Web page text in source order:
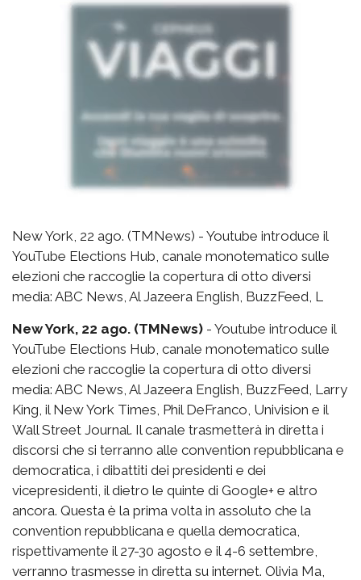
New York, 22 ago. (TMNews) - Youtube introduce il
YouTube Elections Hub, canale monotematico sulle
elezioni che raccoglie la copertura di otto diversi
media: ABC News, Al Jazeera English, BuzzFeed, L
New York, 22 ago. (TMNews) - Youtube introduce il
YouTube Elections Hub, canale monotematico sulle
elezioni che raccoglie la copertura di otto diversi
media: ABC News, Al Jazeera English, BuzzFeed, Larry
King, il New York Times, Phil DeFranco, Univision e il
Wall Street Journal. Il canale trasmetterà in diretta i
discorsi che si terranno alle convention repubblicana e
democratica, i dibattiti dei presidenti e dei
vicepresidenti, il dietro le quinte di Google+ e altro
ancora. Questa è la prima volta in assoluto che la
convention repubblicana e quella democratica,
rispettivamente il 27-30 agosto e il 4-6 settembre,
verranno trasmesse in diretta su internet. Olivia Ma,